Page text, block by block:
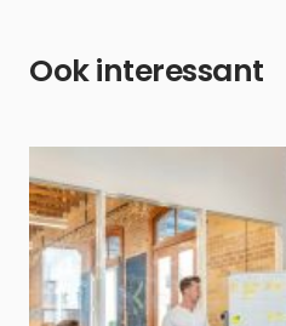
Ook interessant